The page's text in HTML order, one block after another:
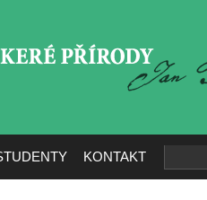
KONTAKT